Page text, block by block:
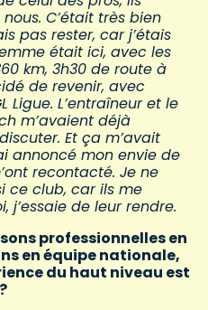
C’était très bien
pas rester, car j’étais
était ici, avec les
km, 3h30 de route à
de revenir, avec
Ligue. L’entraîneur et le
m’avaient déjà
Et ça m’avait
annoncé mon envie de
recontacté. Je ne
ce club, car ils me
j’essaie de leur rendre.
professionnelles en
en équipe nationale,
du haut niveau est